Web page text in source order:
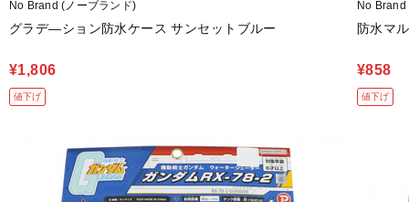
No Brand (ノーブランド)
グラデ―ション防水ケース サンセットブルー
¥1,806
値下げ
No Brand
防水マ
¥858
値下げ